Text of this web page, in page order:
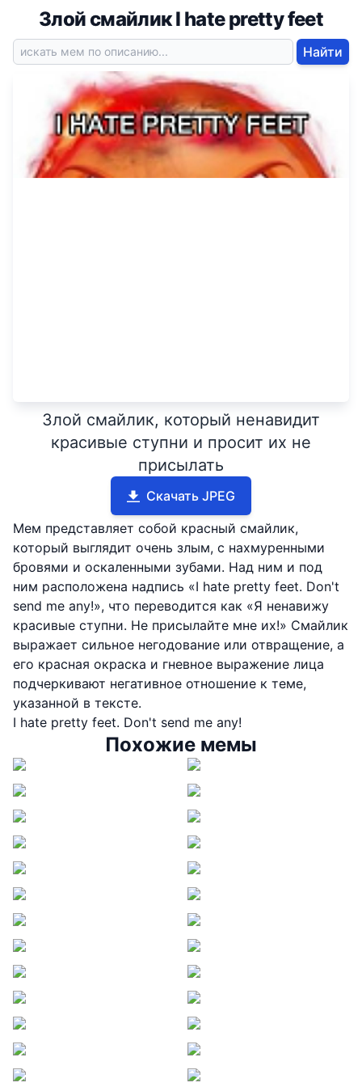
Злой смайлик I hate pretty feet
Найти
Злой смайлик, который ненавидит
красивые ступни и просит их не
присылать
Скачать JPEG
Мем представляет собой красный смайлик,
который выглядит очень злым, с нахмуренными
бровями и оскаленными зубами. Над ним и под
ним расположена надпись «I hate pretty feet. Don't
send me any!», что переводится как «Я ненавижу
красивые ступни. Не присылайте мне их!» Смайлик
выражает сильное негодование или отвращение, а
его красная окраска и гневное выражение лица
подчеркивают негативное отношение к теме,
указанной в тексте.
I hate pretty feet. Don't send me any!
Похожие мемы